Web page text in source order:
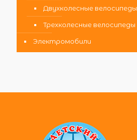
Двухколесные велосипеды
Трехколесные велосипеды
Электромобили